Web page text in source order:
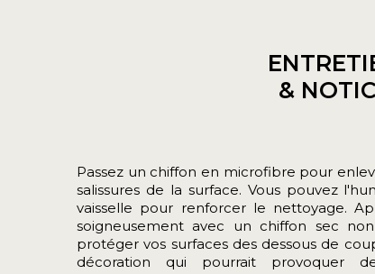
&
Passez un chiffon en microfibre pour
salissures de la surface. Vous pouvez
vaisselle pour renforcer le nettoyage.
soigneusement avec un chiffon sec
protéger vos surfaces des dessous de
décoration qui pourrait provoquer